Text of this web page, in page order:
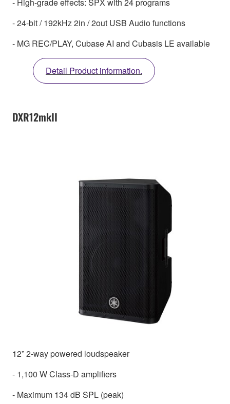
- 24-bit / 192kHz 2in / 2out USB Audio functions
- MG REC/PLAY, Cubase AI and Cubasis LE available
Detail Product information.
DXR12mkII
12” 2-way powered loudspeaker
- 1,100 W Class-D amplifiers
- Maximum 134 dB SPL (peak)